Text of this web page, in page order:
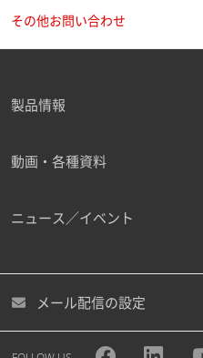
その他お問い合わせ
製品情報
動画・各種資料
ニュース／イベント
メール配信の設定